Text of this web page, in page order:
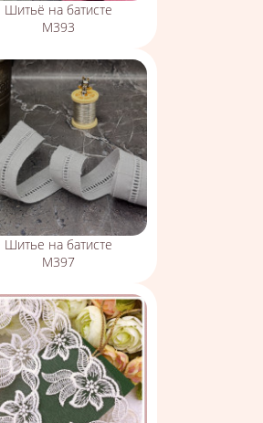
Шитьё на батисте
М393
Шитье на батисте
М397